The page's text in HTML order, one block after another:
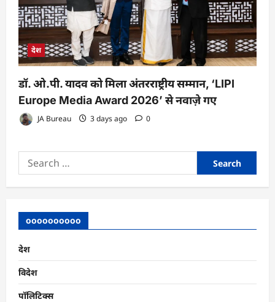
देश
डॉ. ओ.पी. यादव को मिला अंतरराष्ट्रीय सम्मान, ‘LIPI
Europe Media Award 2026’ से नवाज़े गए
JA Bureau 3 days ago 0
Search
for:
oooooooooo
देश
विदेश
पॉलिटिक्स